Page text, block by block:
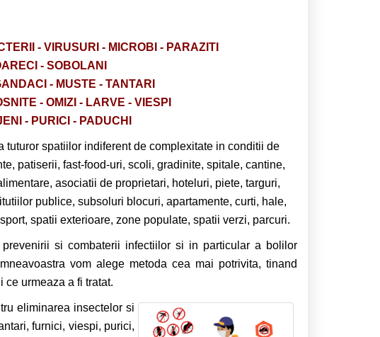
- VIRUSURI - MICROBI - PARAZITI
- SOBOLANI
- MUSTE - TANTARI
- OMIZI - LARVE - VIESPI
- PURICI - PADUCHI
tuturor spatiilor indiferent de complexitate in conditii de
patiserii, fast-food-uri, scoli, gradinite, spitale, cantine,
asociatii de proprietari, hoteluri, piete, targuri,
publice, subsoluri blocuri, apartamente, curti, hale,
spatii exterioare, zone populate, spatii verzi, parcuri.
si combaterii infectiilor si in particular a bolilor
vom alege metoda cea mai potrivita, tinand
urmeaza a fi tratat.
eliminarea insectelor si
furnici, viespi, purici,